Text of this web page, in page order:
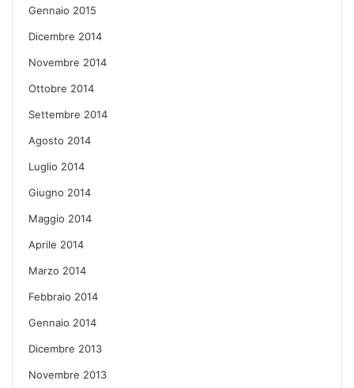
Gennaio 2015
Dicembre 2014
Novembre 2014
Ottobre 2014
Settembre 2014
Agosto 2014
Luglio 2014
Giugno 2014
Maggio 2014
Aprile 2014
Marzo 2014
Febbraio 2014
Gennaio 2014
Dicembre 2013
Novembre 2013